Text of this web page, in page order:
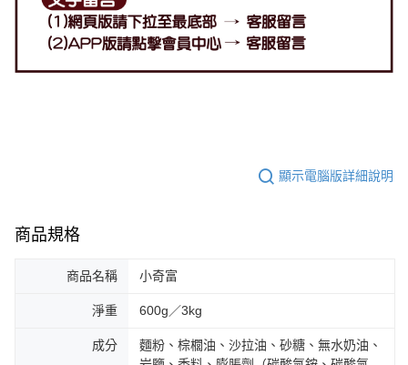
顯示電腦版詳細說明
商品規格
商品名稱 小奇富
淨重 600g／3kg
成分
麵粉、棕櫚油、沙拉油、砂糖、無水奶油、